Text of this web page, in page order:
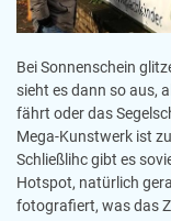
Bei Sonnenschein
sieht es dann so aus,
fährt oder das
Mega-Kunstwerk ist
Schließlihc gibt es
Hotspot, natürlich
fotografiert, was das